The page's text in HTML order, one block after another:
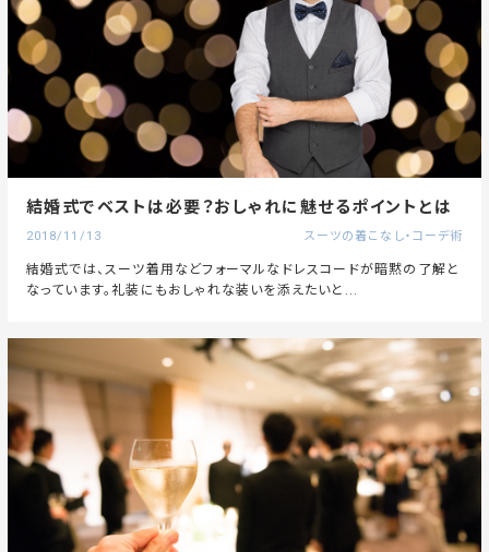
結婚式でベストは必要？おしゃれに魅せるポイントとは
2018/11/13 スーツの着こなし・コーデ術
結婚式では、スーツ着用などフォーマルなドレスコードが暗黙の了解と
なっています。礼装にもおしゃれな装いを添えたいと...